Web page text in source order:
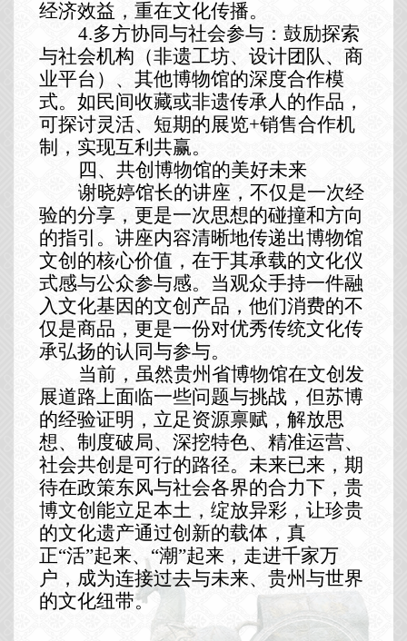
经济效益，重在文化传播。
4.多方协同与社会参与：鼓励探索
与社会机构（非遗工坊、设计团队、商
业平台）、其他博物馆的深度合作模
式。 如民间收藏或非遗传承人的作品 ，
可探讨灵活、短期的展览+销售合作机
制，实现互利共赢。
四、 共创博物馆的美好未来
谢晓婷馆长的讲座，不仅是一次经
验的分享，更是一次思想的碰撞和方向
的指引 。 讲座内容清晰地传递出博物馆
文创的核心价值，在于其承载的文化仪
式感与公众参与感。当观众手持一件融
入文化基因的文创产品，他们消费的不
仅是商品，更是一份对优秀传统文化传
承弘扬的认同与参与。
当前 ， 虽然贵州省博物馆在文创发
展道路上面临一些问题与挑战，但苏博
的经验证明， 立足资源禀赋， 解放思
想、制度破局、深挖特色、精准运营、
社会共创是可行的路径。 未来已来， 期
待在政策东风与社会各界的合力下，贵
博文创能立足本土，绽放异彩，让珍贵
的文化遗产通过创新的载体，真
正“活”起来、“潮”起来，走进千家万
户，成为连接过去与未来、贵州与世界
的文化纽带。